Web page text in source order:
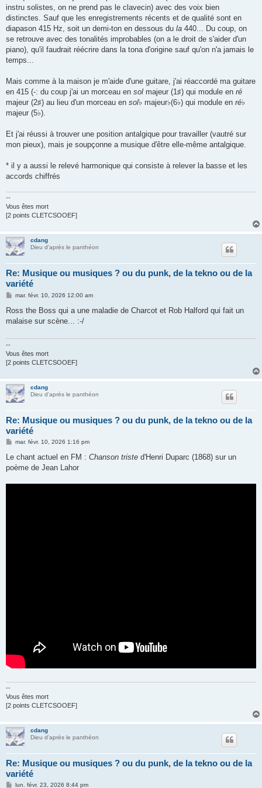
instru solistes, on ne prend pas le clavecin) avec des voix bien
distinctes. Sauf que les enregistrements récents et de qualité sont en
diapason 415 Hz, soit un demi-ton en dessous du la 440... Du coup, on
se retrouve avec des tonalités improbables (on a le droit de s'aider d'un
piano), qu'il faudrait réécrire dans la tona d'origine sauf qu'on n'a jamais le
temps...
Mais comme à la maison je m'aide d'une guitare, j'ai réaccordé ma guitare
en 415 (-: du coup j'ai un morceau en sol majeur (1♯) qui module en ré
majeur (2♯) au lieu d'un morceau en sol♭ majeur♭(6♭) qui module en ré♭
majeur (5♭).
Et j'ai réussi à trouver une position antalgique pour travailler (vautré sur
mon pieux), mais je soupçonne a musique d'être elle-même antalgique.
* il y a aussi le relevé harmonique qui consiste à relever la basse et les
accords chiffrés
--
Vous êtes mort
[2 points CLETCSOOEF]
cdang
Dieu d'après le panthéon
Re: Musique ou musiques ? ou du punk, de la tekno ou de la
variété
M
s
a
mar. févr. 10, 2026 12:00 am
Ross the Boss qui a une maladie de Charcot et Rob Halford qui fait un
malaise sur scène... :-/
--
Vous êtes mort
[2 points CLETCSOOEF]
cdang
Dieu d'après le panthéon
Re: Musique ou musiques ? ou du punk, de la tekno ou de la
variété
M
s
a
e
mar. févr. 10, 2026 1:16 pm
Le chant actuel en FM : Chanson triste d'Henri Duparc (1868) sur un
poème de Jean Lahor
--
Vous êtes mort
[2 points CLETCSOOEF]
cdang
Dieu d'après le panthéon
Re: Musique ou musiques ? ou du punk, de la tekno ou de la
variété
Mlun. févr. 23, 2026 8:44 pm